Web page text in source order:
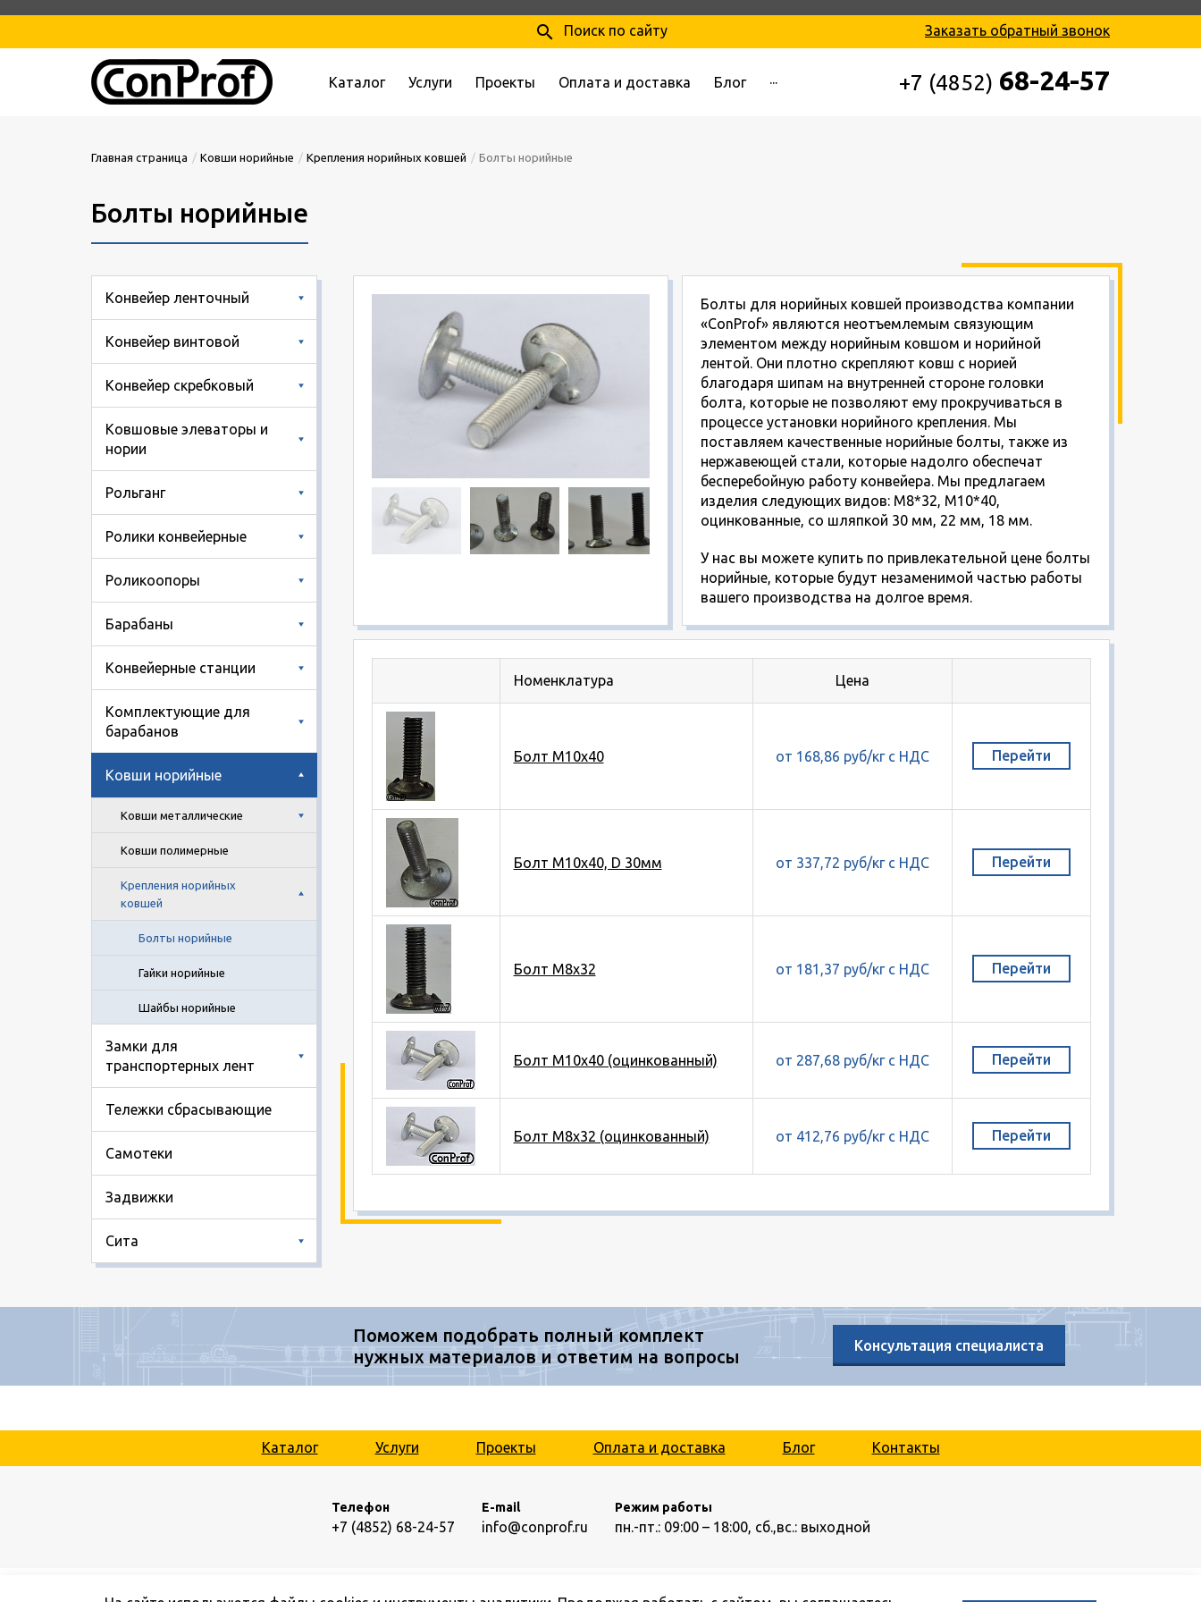
search Поиск по сайту Заказать обратный звонок
Каталог Услуги Проекты Оплата и доставка Блог ··· +7 (4852) 68-24-57
Главная страница Ковши норийные Крепления норийных ковшей Болты норийные
Болты норийные
Конвейер ленточный
Конвейер винтовой
Конвейер скребковый
Ковшовые элеваторы и
нории
Рольганг
Ролики конвейерные
Роликоопоры
Барабаны
Конвейерные станции
Комплектующие для
барабанов
Ковши норийные
Ковши металлические
Ковши полимерные
Крепления норийных
ковшей
Болты норийные
Гайки норийные
Шайбы норийные
Замки для
транспортерных лент
Тележки сбрасывающие
Самотеки
Задвижки
Сита
Болты для норийных ковшей производства компании
«ConProf» являются неотъемлемым связующим
элементом между норийным ковшом и норийной
лентой. Они плотно скрепляют ковш с норией
благодаря шипам на внутренней стороне головки
болта, которые не позволяют ему прокручиваться в
процессе установки норийного крепления. Мы
поставляем качественные норийные болты, также из
нержавеющей стали, которые надолго обеспечат
бесперебойную работу конвейера. Мы предлагаем
изделия следующих видов: М8*32, М10*40,
оцинкованные, со шляпкой 30 мм, 22 мм, 18 мм.
У нас вы можете купить по привлекательной цене болты
норийные, которые будут незаменимой частью работы
вашего производства на долгое время.
Номенклатура Цена
Болт М10х40 от 168,86 руб/кг с НДС Перейти
Болт М10х40, D 30мм от 337,72 руб/кг с НДС Перейти
Болт М8х32 от 181,37 руб/кг с НДС Перейти
Болт М10х40 (оцинкованный) от 287,68 руб/кг с НДС Перейти
Болт М8х32 (оцинкованный) от 412,76 руб/кг с НДС Перейти
Поможем подобрать полный комплект
нужных материалов и ответим на вопросы
Консультация специалиста
Каталог Услуги Проекты Оплата и доставка Блог Контакты
Телефон
+7 (4852) 68-24-57
E-mail
info@conprof.ru
Режим работы
пн.-пт.: 09:00 – 18:00, сб.,вс.: выходной